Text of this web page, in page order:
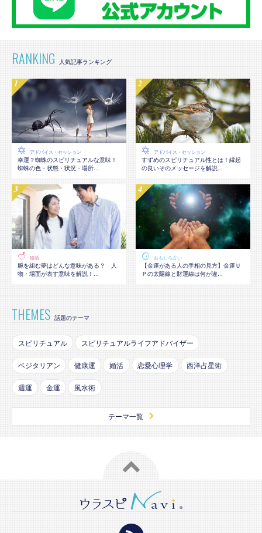
RANKING
アドバイス・セッション
幸運？蜘蛛のスピリチュアルな意味！
蜘蛛の色・状態・状況・場所...
アドバイス・セッション
すずめのスピリチュアル性とは！縁起
の良いそのメッセージを解説...
婚活
腕を組む夢はどんな意味がある？ 人
物・場面が表す意味を解説！...
おもしろ占い
【金運がある人の手相の見方】金運Ｕ
Ｐの太陽線と財運線は何が違...
THEMES 話題のテーマ
スピリチュアル スピリチュアルライフアドバイザー
ベジタリアン 健康運 婚活 恋愛心理学 西洋占星術
週運 金運 風水術
テーマ一覧